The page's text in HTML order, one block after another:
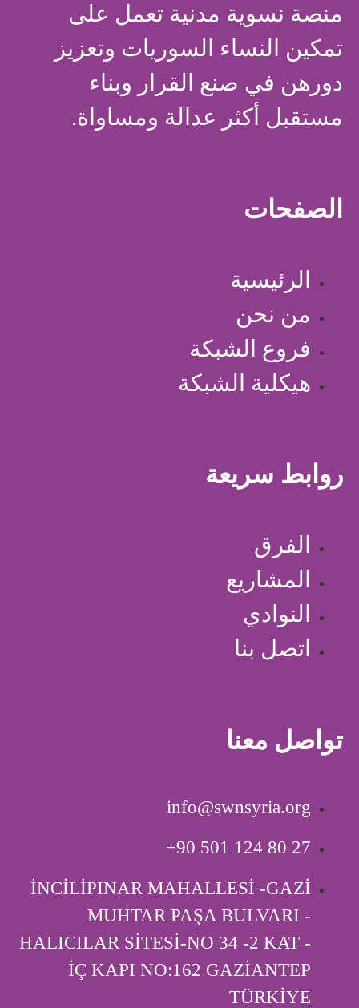
منصة نسوية مدنية تعمل على
تمكين النساء السوريات وتعزيز
دورهن في صنع القرار وبناء
مستقبل أكثر عدالة ومساواة.
الصفحات
الرئيسية
من نحن
فروع الشبكة
هيكلية الشبكة
روابط سريعة
الفرق
المشاريع
النوادي
اتصل بنا
تواصل معنا
info@swnsyria.org
‎+90 501 124 80 27
İNCİLİPINAR MAHALLESİ -GAZİ
MUHTAR PAŞA BULVARI -
HALICILAR SİTESİ-NO 34 -2 KAT -
İÇ KAPI ‎NO:162 GAZİANTEP
TÜRKİYE